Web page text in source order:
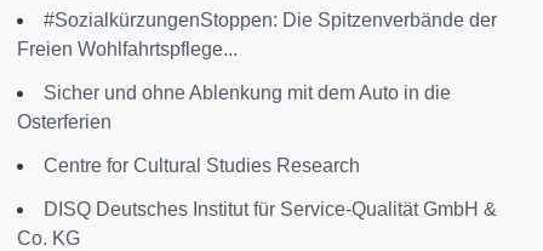
#SozialkürzungenStoppen: Die Spitzenverbände der
Freien Wohlfahrtspflege...
Sicher und ohne Ablenkung mit dem Auto in die
Osterferien
Centre for Cultural Studies Research
DISQ Deutsches Institut für Service-Qualität GmbH &
Co. KG